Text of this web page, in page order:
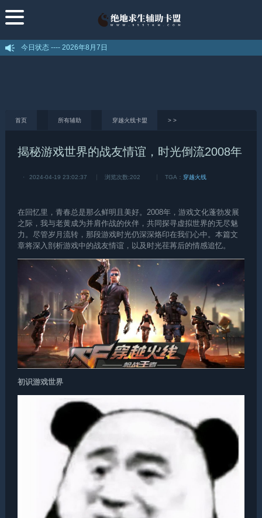
今日状态 ----2026年8月7日
首页 >
所有辅助 >
穿越火线卡盟
揭秘游戏世界的战友情谊，时光倒流2008年
· 2024-04-19 23:02:37 浏览次数:202 TGA： 穿越火线
在回忆里，青春总是那么鲜明且美好。2008年，游戏文化蓬勃发展
之际，我与老黄成为并肩作战的伙伴，共同探寻虚拟世界的无尽魅
力。尽管岁月流转，那段游戏时光仍深深烙印在我们心中。本篇文
章将深入剖析游戏中的战友情谊，以及时光荏苒后的情感追忆。
初识游戏世界